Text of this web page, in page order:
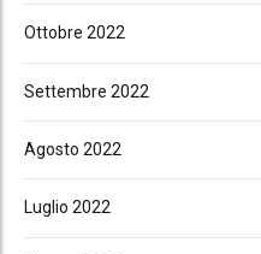
Ottobre 2022
Settembre 2022
Agosto 2022
Luglio 2022